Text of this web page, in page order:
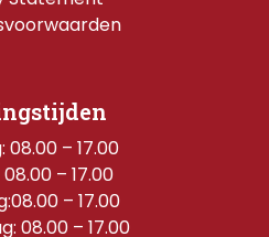
08.00 – 17.00
08.00 – 17.00
– 17.00
08.00 – 17.00